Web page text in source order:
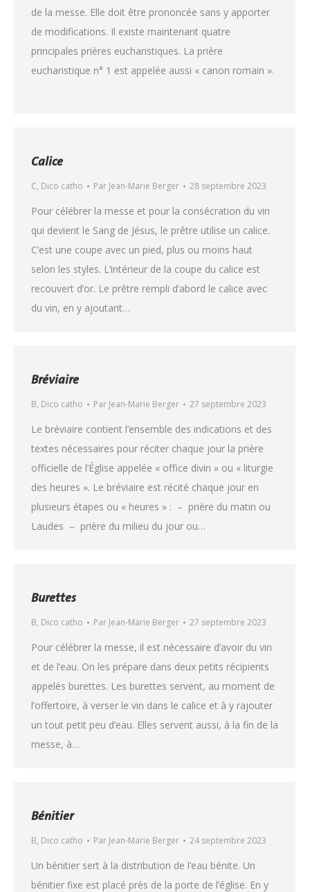
de la messe. Elle doit être prononcée sans y apporter
de modifications. Il existe maintenant quatre
principales prières eucharistiques. La prière
eucharistique n° 1 est appelée aussi « canon romain ».
Calice
C, Dico catho Par Jean-Marie Berger 28 septembre 2023
Pour célébrer la messe et pour la consécration du vin
qui devient le Sang de Jésus, le prêtre utilise un calice.
C’est une coupe avec un pied, plus ou moins haut
selon les styles. L’intérieur de la coupe du calice est
recouvert d’or. Le prêtre rempli d’abord le calice avec
du vin, en y ajoutant…
Bréviaire
B, Dico catho Par Jean-Marie Berger 27 septembre 2023
Le bréviaire contient l’ensemble des indications et des
textes nécessaires pour réciter chaque jour la prière
officielle de l’Église appelée « office divin » ou « liturgie
des heures ». Le bréviaire est récité chaque jour en
plusieurs étapes ou « heures » : – prière du matin ou
Laudes – prière du milieu du jour ou…
Burettes
B, Dico catho Par Jean-Marie Berger 27 septembre 2023
Pour célébrer la messe, il est nécessaire d’avoir du vin
et de l’eau. On les prépare dans deux petits récipients
appelés burettes. Les burettes servent, au moment de
l’offertoire, à verser le vin dans le calice et à y rajouter
un tout petit peu d’eau. Elles servent aussi, à la fin de la
messe, à…
Bénitier
B, Dico catho Par Jean-Marie Berger 24 septembre 2023
Un bénitier sert à la distribution de l’eau bénite. Un
bénitier fixe est placé près de la porte de l’église. En y